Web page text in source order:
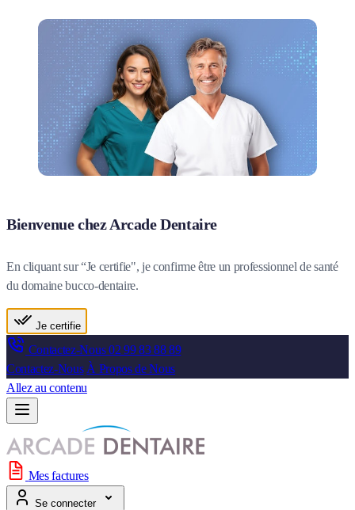
Bienvenue chez Arcade Dentaire
En cliquant sur “Je certifie", je confirme être un professionnel de santé
du domaine bucco-dentaire.
Je certifie
Contactez-Nous02 99 83 88 89
Contactez-Nous À Propos de Nous
Allez au contenu
Mes factures
Se connecter